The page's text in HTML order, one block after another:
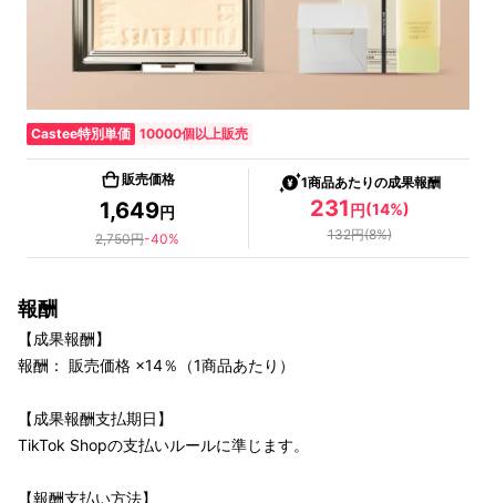
Castee特別単価 10000個以上販売
販売価格
1,649円
2,750円-40%
1商品あたりの成果報酬
231円(14%)
132円(8%)
報酬
【成果報酬】
報酬： 販売価格 ×14％（1商品あたり）
【成果報酬支払期日】
TikTok Shopの支払いルールに準じます。
【報酬支払い方法】